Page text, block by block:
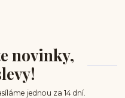
novinky,
jednou za 14 dní.